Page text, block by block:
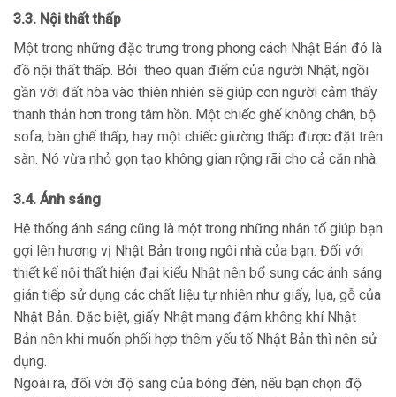
3.3. Nội thất thấp
Một trong những đặc trưng trong phong cách Nhật Bản đó là
đồ nội thất thấp. Bởi theo quan điểm của người Nhật, ngồi
gần với đất hòa vào thiên nhiên sẽ giúp con người cảm thấy
thanh thản hơn trong tâm hồn. Một chiếc ghế không chân, bộ
sofa, bàn ghế thấp, hay một chiếc giường thấp được đặt trên
sàn. Nó vừa nhỏ gọn tạo không gian rộng rãi cho cả căn nhà.
3.4. Ánh sáng
Hệ thống ánh sáng cũng là một trong những nhân tố giúp bạn
gợi lên hương vị Nhật Bản trong ngôi nhà của bạn. Đối với
thiết kế nội thất hiện đại kiểu Nhật nên bổ sung các ánh sáng
gián tiếp sử dụng các chất liệu tự nhiên như giấy, lụa, gỗ của
Nhật Bản. Đặc biệt, giấy Nhật mang đậm không khí Nhật
Bản nên khi muốn phối hợp thêm yếu tố Nhật Bản thì nên sử
dụng.
Ngoài ra, đối với độ sáng của bóng đèn, nếu bạn chọn độ